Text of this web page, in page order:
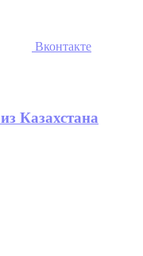
Вконтакте
Казахстана